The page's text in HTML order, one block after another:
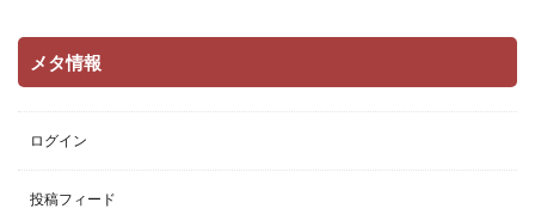
メタ情報
ログイン
投稿フィード